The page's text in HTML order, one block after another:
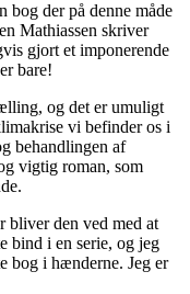
bog der på denne måde
Mathiassen skriver
gjort et imponerende
bare!
og det er umuligt
vi befinder os i
behandlingen af
vigtig roman, som
bliver den ved med at
bind i en serie, og jeg
bog i hænderne. Jeg er